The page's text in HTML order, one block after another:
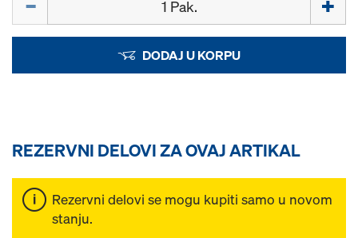
DODAJ U KORPU
REZERVNI DELOVI ZA OVAJ ARTIKAL
Rezervni delovi se mogu kupiti samo u novom
stanju.